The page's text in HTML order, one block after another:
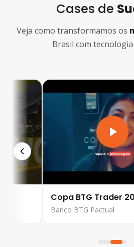
Cases de
Veja como transformamos os
Brasil com
Edu Summit
Educação e